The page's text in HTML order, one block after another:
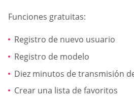
Funciones gratuitas:
Registro de nuevo usuario
Registro de modelo
Diez minutos de transmisión
Crear una lista de favoritos